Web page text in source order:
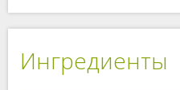
Ингредиенты